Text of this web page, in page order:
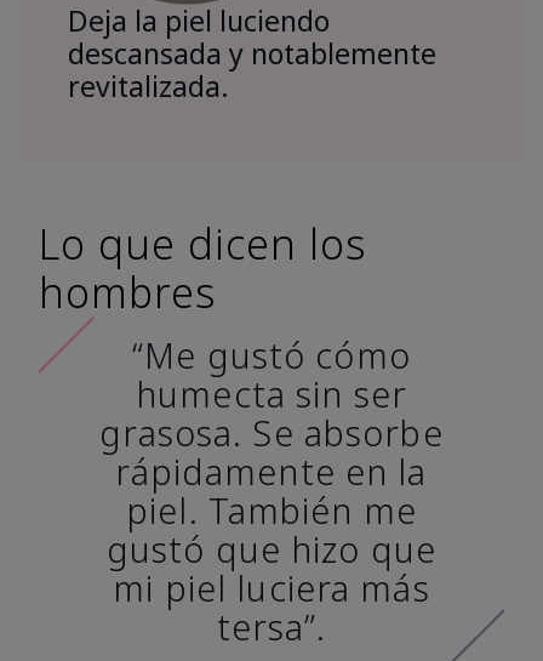
Deja la piel luciendo
descansada y notablemente
revitalizada.
Lo que dicen los
hombres
“Me gustó cómo
humecta sin ser
grasosa. Se absorbe
rápidamente en la
piel. También me
gustó que hizo que
mi piel luciera más
tersa”.